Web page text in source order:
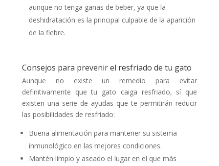
aunque no tenga ganas de beber, ya que la
deshidratación es la principal culpable de la aparición
de la fiebre.
Consejos para prevenir el resfriado de tu gato
Aunque no existe un remedio para evitar
definitivamente que tu gato caiga resfriado, sí que
existen una serie de ayudas que te permitirán reducir
las posibilidades de resfriado:
Buena alimentación para mantener su sistema
inmunológico en las mejores condiciones.
Mantén limpio y aseado el lugar en el que más